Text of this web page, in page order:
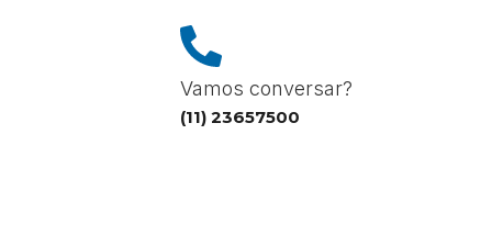
Vamos conversar?
(11) 23657500